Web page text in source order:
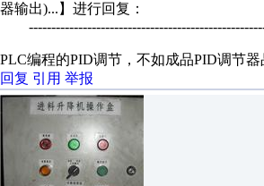
器输出)...】进行回复：
PLC编程的PID调节，不如成品PID调节
回复 引用 举报